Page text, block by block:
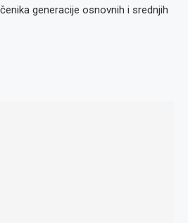
generacije osnovnih i srednjih